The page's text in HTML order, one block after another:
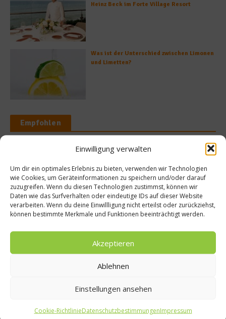
Einwilligung verwalten
Um dir ein optimales Erlebnis zu bieten, verwenden wir Technologien
wie Cookies, um Geräteinformationen zu speichern und/oder darauf
zuzugreifen. Wenn du diesen Technologien zustimmst, können wir
Daten wie das Surfverhalten oder eindeutige IDs auf dieser Website
verarbeiten. Wenn du deine Einwillligung nicht erteilst oder zurückziehst,
können bestimmte Merkmale und Funktionen beeinträchtigt werden.
Akzeptieren
Ablehnen
Einstellungen ansehen
Cookie-RichtlinieDatenschutzbestimmungenImpressum
Heinz Beck im Forte Village Resort
Was ist der Unterschied zwischen Limonen
und Limetten?
Empfohlen
– Klima
Grillwelten
Die besten
Holger